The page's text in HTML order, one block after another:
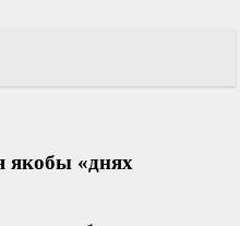
якобы «днях